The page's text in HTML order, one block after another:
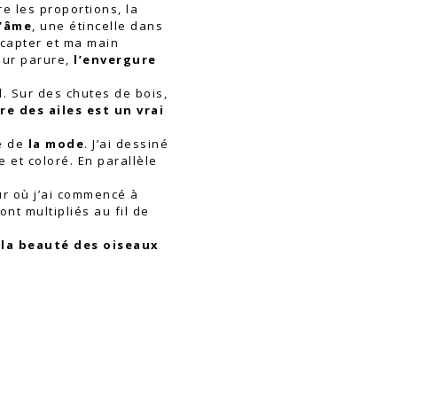
les proportions, la
, une étincelle dans
et ma main
parure, l’envergure
Sur des chutes de bois,
des ailes est un vrai
de la mode. J’ai dessiné
et coloré. En parallèle
j’ai commencé à
multipliés au fil de
beauté des oiseaux